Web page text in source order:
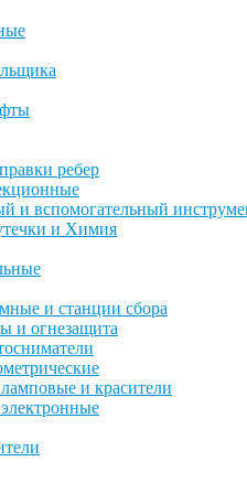
ребер
и вспомогательный
и Химия
и станции сбора
и огнезащита
и красители